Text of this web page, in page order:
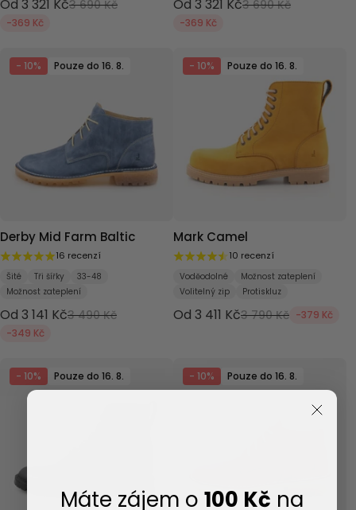
Od 3 321 Kč3 690 Kč
-369 Kč
Od 3 321 Kč3 690 Kč
-369 Kč
- 10% Pouze do 16. 8.
Derby Mid Farm Baltic
16 recenzí
Šité Tři šířky
33-48
Možnost zateplení
Od 3 141 Kč3 490 Kč
-349 Kč
- 10% Pouze do 16. 8.
Mark Camel
10 recenzí
Voděodolné
Možnost zateplení
Volitelný zip
Protiskluz
Od 3 411 Kč3 790 Kč -379 Kč
- 10% Pouze do 16. 8. - 10% Pouze do 16. 8.
Máte zájem o 100 Kč na